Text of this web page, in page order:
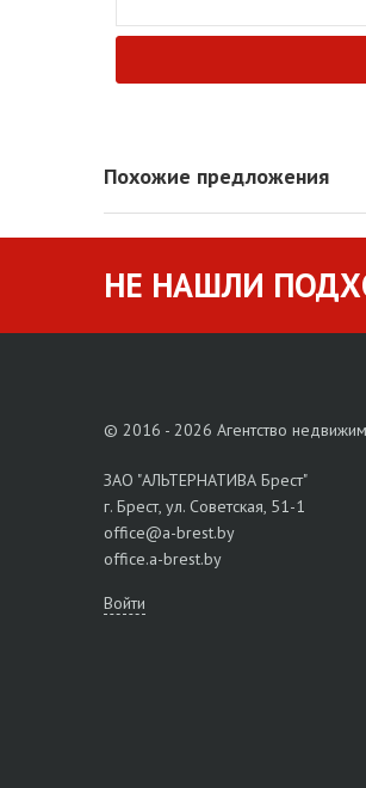
Похожие предложения
НЕ НАШЛИ
© 2016 - 2026 Агентство
ЗАО "АЛЬТЕРНАТИВА Брест"
г. Брест, ул. Советская, 51-1
office@a-brest.by
office.a-brest.by
Войти